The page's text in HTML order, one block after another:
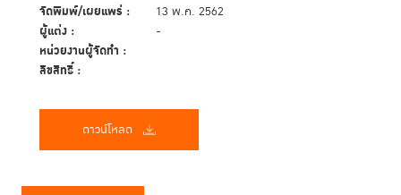
จัดพิมพ์/เผยแพร่ : 13 พ.ค. 2562
ผู้แต่ง : -
หน่วยงานผู้จัดทำ :
ลิขสิทธิ์ :
ดาวน์โหลด